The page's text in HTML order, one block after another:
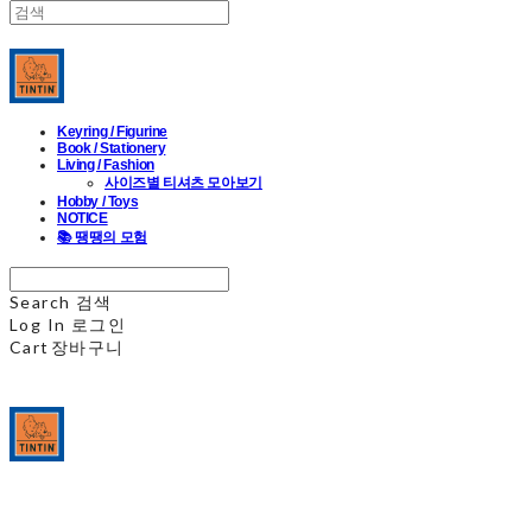
Keyring / Figurine
Book / Stationery
Living / Fashion
사이즈별 티셔츠 모아보기
Hobby / Toys
NOTICE
📚 땡땡의 모험
Search 검색
Log In 로그인
Cart 장바구니